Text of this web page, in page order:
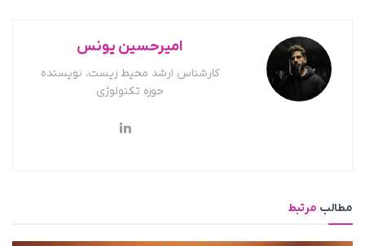
امیرحسین یونس
کارشناس ارشد محیط زیست، نویسنده
حوزه تکنولوژی
مطالب مرتبط